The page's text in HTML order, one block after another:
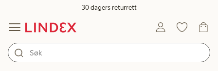
30 dagers returrett